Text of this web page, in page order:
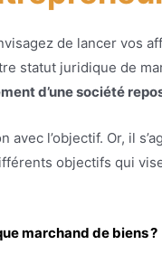
de lancer vos
statut juridique de
d’une société
avec l’objectif. Or, il
objectifs qui
marchand de biens ?